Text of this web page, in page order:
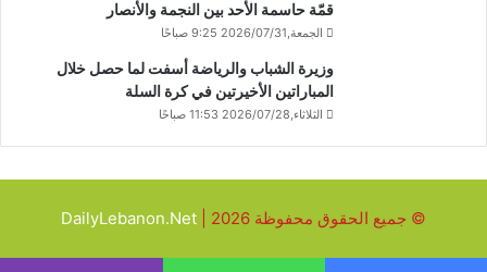
قمّة حاسمة الأحد بين النجمة والأنصار
الجمعة,2026/07/31 9:25 صباحًا
وزيرة الشباب والرياضة أسفت لما حصل خلال
المباراتين الأخيرتين في كرة السلة
الثلاثاء,2026/07/28 11:53 صباحًا
© جميع الحقوق محفوظة 2026 | DailyLebanon.Net